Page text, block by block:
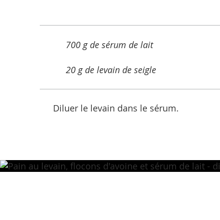
700 g de sérum de lait
20 g de levain de seigle
Diluer le levain dans le sérum.